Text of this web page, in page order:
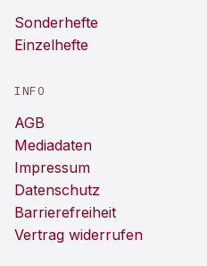
Sonderhefte
Einzelhefte
INFO
AGB
Mediadaten
Impressum
Datenschutz
Barrierefreiheit
Vertrag widerrufen